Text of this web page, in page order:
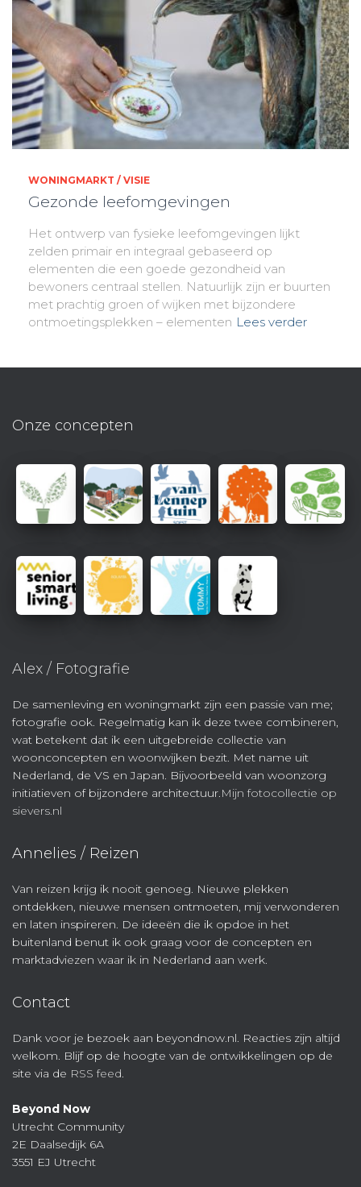
WONINGMARKT / VISIE
Gezonde leefomgevingen
Het ontwerp van fysieke leefomgevingen lijkt
zelden primair en integraal gebaseerd op
elementen die een goede gezondheid van
bewoners centraal stellen. Natuurlijk zijn er buurten
met prachtig groen of wijken met bijzondere
ontmoetingsplekken – elementen Lees verder
Onze concepten
Alex / Fotografie
De samenleving en woningmarkt zijn een passie van me;
fotografie ook. Regelmatig kan ik deze twee combineren,
wat betekent dat ik een uitgebreide collectie van
woonconcepten en woonwijken bezit. Met name uit
Nederland, de VS en Japan. Bijvoorbeeld van woonzorg
initiatieven of bijzondere architectuur.Mijn fotocollectie op
sievers.nl
Annelies / Reizen
Van reizen krijg ik nooit genoeg. Nieuwe plekken
ontdekken, nieuwe mensen ontmoeten, mij verwonderen
en laten inspireren. De ideeën die ik opdoe in het
buitenland benut ik ook graag voor de concepten en
marktadviezen waar ik in Nederland aan werk.
Contact
Dank voor je bezoek aan beyondnow.nl. Reacties zijn altijd
welkom. Blijf op de hoogte van de ontwikkelingen op de
site via de RSS feed.
Beyond Now
Utrecht Community
2E Daalsedijk 6A
3551 EJ Utrecht